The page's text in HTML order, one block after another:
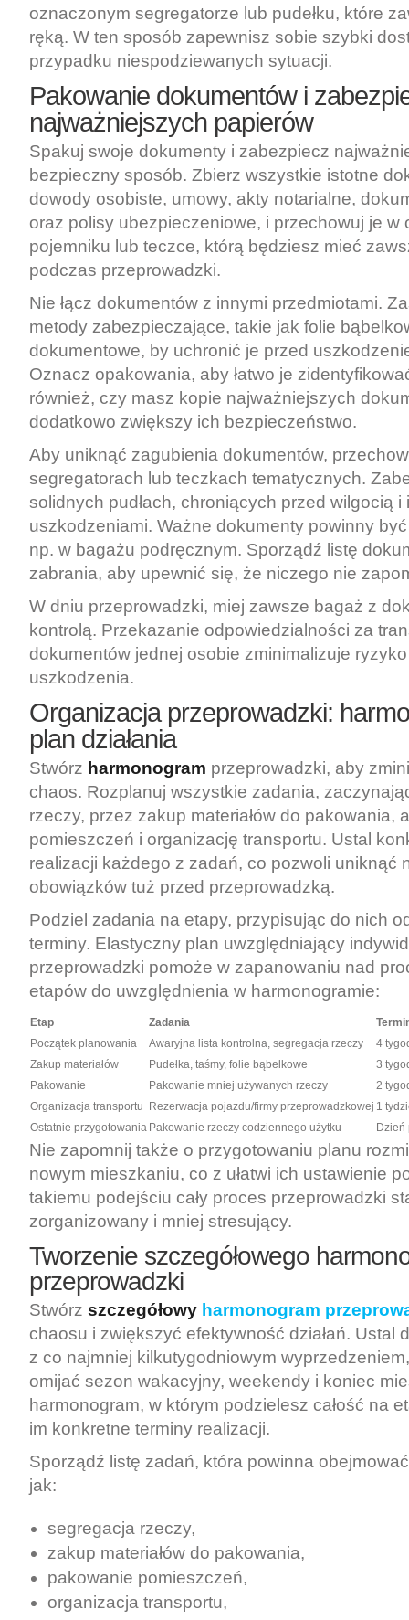
oznaczonym segregatorze lub pudełku, które
ręką. W ten sposób zapewnisz sobie szybki
przypadku niespodziewanych sytuacji.
Pakowanie dokumentów i
najważniejszych papierów
Spakuj swoje dokumenty i zabezpiecz
bezpieczny sposób. Zbierz wszystkie istotne
dowody osobiste, umowy, akty notarialne,
oraz polisy ubezpieczeniowe, i przechowuj je w
pojemniku lub teczce, którą będziesz mieć
podczas przeprowadzki.
Nie łącz dokumentów z innymi przedmiotami.
metody zabezpieczające, takie jak folie
dokumentowe, by uchronić je przed
Oznacz opakowania, aby łatwo je
również, czy masz kopie najważniejszych
dodatkowo zwiększy ich bezpieczeństwo.
Aby uniknąć zagubienia dokumentów,
segregatorach lub teczkach tematycznych.
solidnych pudłach, chroniących przed wilgocią i
uszkodzeniami. Ważne dokumenty powinny
np. w bagażu podręcznym. Sporządź listę
zabrania, aby upewnić się, że niczego nie
W dniu przeprowadzki, miej zawsze bagaż z
kontrolą. Przekazanie odpowiedzialności za
dokumentów jednej osobie zminimalizuje
uszkodzenia.
Organizacja przeprowadzki:
plan działania
Stwórz harmonogram przeprowadzki, aby
chaos. Rozplanuj wszystkie zadania,
rzeczy, przez zakup materiałów do pakowania,
pomieszczeń i organizację transportu. Ustal
realizacji każdego z zadań, co pozwoli uniknąć
obowiązków tuż przed przeprowadzką.
Podziel zadania na etapy, przypisując do nich
terminy. Elastyczny plan uwzględniający
przeprowadzki pomoże w zapanowaniu nad
etapów do uwzględnienia w harmonogramie:
Etap Zadania
Początek planowania
Awaryjna lista kontrolna, segregacja rzeczy
4
Zakup materiałów
Pudełka, taśmy, folie bąbelkowe
3
Pakowanie
Pakowanie mniej używanych rzeczy
2
Organizacja transportu
Rezerwacja pojazdu/firmy przeprowadzkowej 1
Ostatnie przygotowania Pakowanie rzeczy codziennego użytku Dzień
Nie zapomnij także o przygotowaniu planu
nowym mieszkaniu, co z ułatwi ich ustawienie
takiemu podejściu cały proces przeprowadzki
zorganizowany i mniej stresujący.
Tworzenie szczegółowego
przeprowadzki
Stwórz szczegółowy harmonogram
chaosu i zwiększyć efektywność działań. Ustal
z co najmniej kilkutygodniowym
omijać sezon wakacyjny, weekendy i koniec
harmonogram, w którym podzielesz całość na
im konkretne terminy realizacji.
Sporządź listę zadań, która powinna
jak:
segregacja rzeczy,
zakup materiałów do pakowania,
pakowanie pomieszczeń,
organizacja transportu,